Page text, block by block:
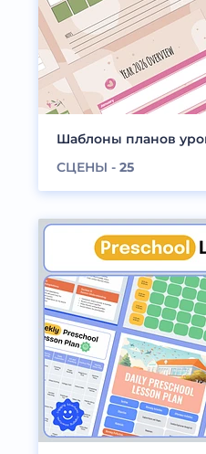
Шаблоны планов
СЦЕНЫ - 25